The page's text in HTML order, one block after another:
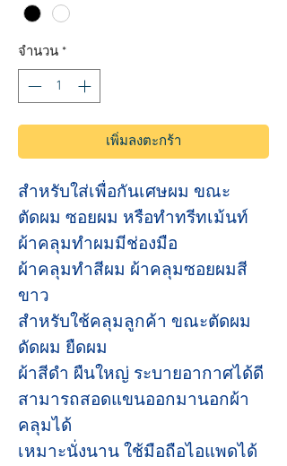
จำนวน *
เพิ่มลงตะกร้า
สำหรับใส่เพื่อกันเศษผม ขณะ
ตัดผม ซอยผม หรือทำทรีทเม้นท์
ผ้าคลุมทำผมมีช่องมือ
ผ้าคลุมทำสีผม ผ้าคลุมซอยผมสี
ขาว
สำหรับใช้คลุมลูกค้า ขณะตัดผม
ดัดผม ยืดผม
ผ้าสีดำ ผืนใหญ่ ระบายอากาศได้ดี
สามารถสอดแขนออกมานอกผ้า
คลุมได้
เหมาะนั่งนาน ใช้มือถือไอแพดได้